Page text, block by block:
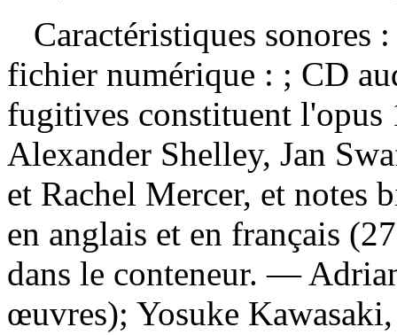
Caractéristiques sonores
fichier numérique : ; CD
fugitives constituent
Alexander Shelley, Jan
et Rachel Mercer, et notes
en anglais et en français
dans le conteneur. —
œuvres); Yosuke